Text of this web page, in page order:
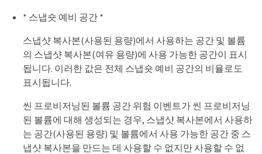
* 스냅숏 예비 공간 *
스냅샷 복사본(사용된 용량)에서 사용하는 공간 및 볼륨
의 스냅샷 복사본(여유 용량)에 사용 가능한 공간이 표시
됩니다. 이러한 값은 전체 스냅숏 예비 공간의 비율로도
표시됩니다.
씬 프로비저닝된 볼륨 공간 위험 이벤트가 씬 프로비저닝
된 볼륨에 대해 생성되는 경우, 스냅샷 복사본에서 사용하
는 공간(사용된 용량) 및 볼륨에서 사용 가능한 공간 중 스
냅샷 복사본을 만드는 데 사용할 수 없지만 사용할 수 없